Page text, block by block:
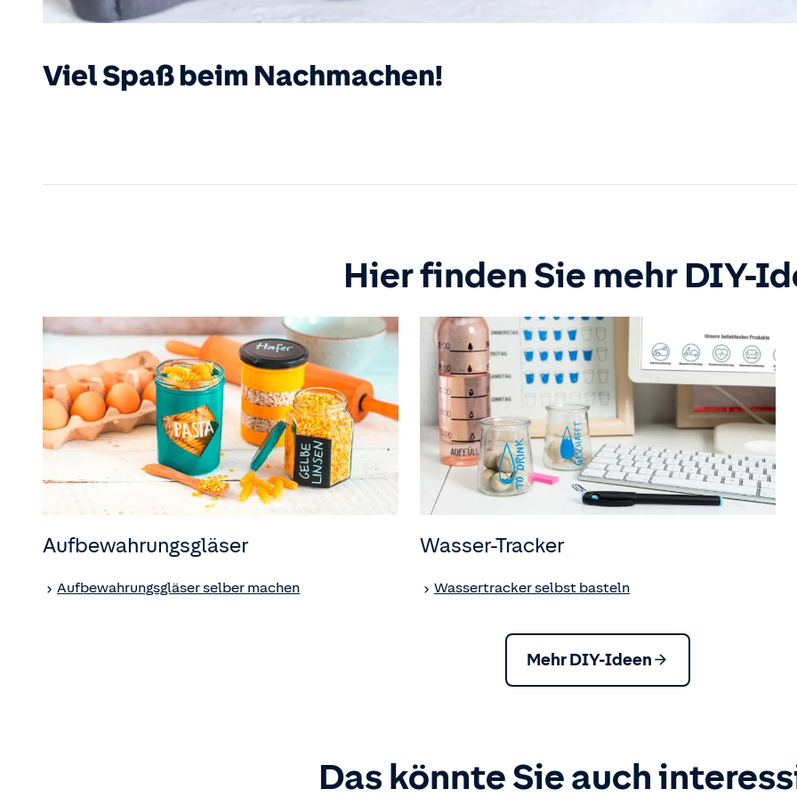
Viel Spaß beim Nachmachen!
Hier finden Sie mehr DIY-
Aufbewahrungsgläser
Aufbewahrungsgläser selber machen
Wasser-Tracker
Wassertracker selbst basteln
Mehr DIY-Ideen
Das könnte Sie auch